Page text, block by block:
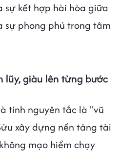
sự kết hợp hài hòa giữa
sự phong phú trong tâm
lũy, giàu lên từng bước
tính nguyên tắc là "vũ
xây dựng nền tảng tài
mạo hiểm chạy